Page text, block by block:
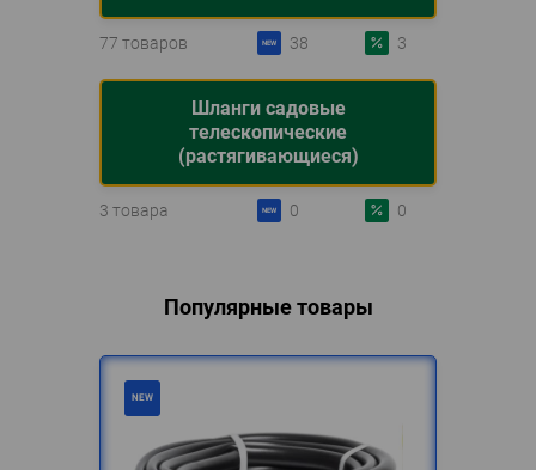
77 товаров 38 3
Шланги садовые
телескопические
(растягивающиеся)
3 товара 0 0
Популярные товары